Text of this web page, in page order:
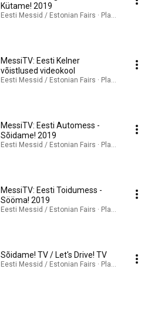
Kütame! 2019
Eesti Messid / Estonian Fairs · Playlist
MessiTV: Eesti Kelner
võistlused videokool
Eesti Messid / Estonian Fairs · Playlist
MessiTV: Eesti Automess -
Sõidame! 2019
Eesti Messid / Estonian Fairs · Playlist
MessiTV: Eesti Toidumess -
Sööma! 2019
Eesti Messid / Estonian Fairs · Playlist
Sõidame! TV / Let's Drive! TV
Eesti Messid / Estonian Fairs · Playlist